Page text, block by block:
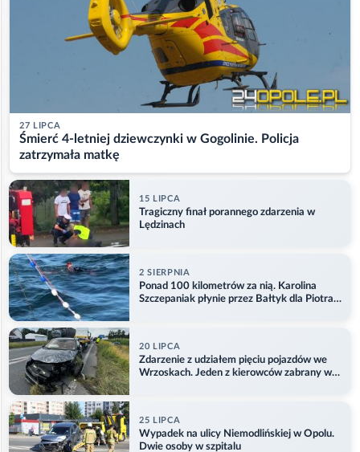
27 LIPCA
Śmierć 4-letniej dziewczynki w Gogolinie. Policja
zatrzymała matkę
15 LIPCA
Tragiczny finał porannego zdarzenia w
Lędzinach
2 SIERPNIA
Ponad 100 kilometrów za nią. Karolina
Szczepaniak płynie przez Bałtyk dla Piotra.
20 LIPCA
Zdarzenie z udziałem pięciu pojazdów we
Wrzoskach. Jeden z kierowców zabrany w
25 LIPCA
Wypadek na ulicy Niemodlińskiej w Opolu.
Dwie osoby w szpitalu